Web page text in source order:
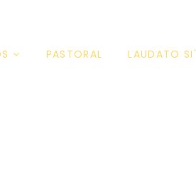
PASTORAL LAUDATO SI'